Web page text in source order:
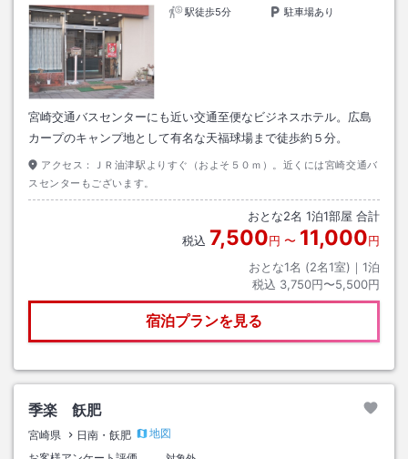
駅徒歩5分
駐車場あり
宮崎交通バスセンターにも近い交通至便なビジネスホテル。広島
カープのキャンプ地として有名な天福球場まで徒歩約５分。
アクセス：
ＪＲ油津駅よりすぐ（およそ５０ｍ）。近くには宮崎交通バ
スセンターもございます。
おとな2名 1泊1部屋 合計
税込 7,500円 〜 11,000円
おとな1名 (2名1室)｜ 1泊
税込 3,750円〜5,500円
宿泊プランを見る
季楽 飫肥
宮崎県 日南・飫肥
地図